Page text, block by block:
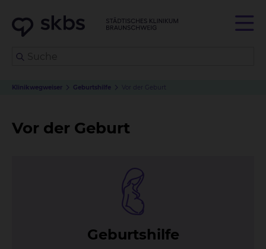
Klinikwegweiser Geburtshilfe Vor der Geburt
Vor der Geburt
Ge­burts­hil­fe